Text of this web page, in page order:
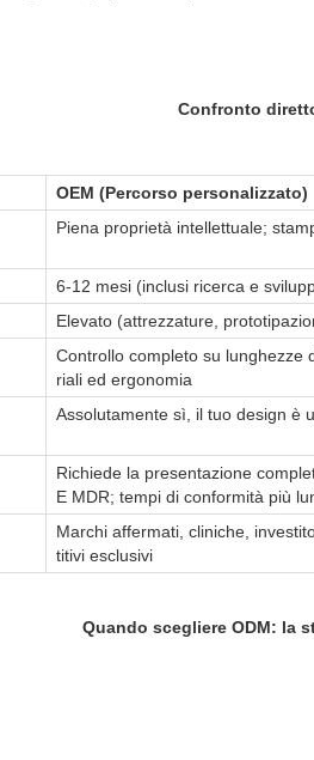
Confronto
OEM (Percorso personalizzato)
Piena proprietà intellettuale;
6-12 mesi (inclusi ricerca e
Elevato (attrezzature,
Controllo completo su lunghezze
riali ed ergonomia
Assolutamente sì, il tuo design è
Richiede la presentazione
E MDR; tempi di conformità più
Marchi affermati, cliniche,
titivi esclusivi
Quando scegliere ODM: la